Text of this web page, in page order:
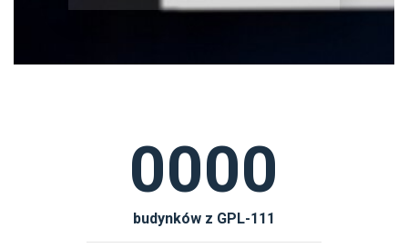
0000
budynków z GPL-111